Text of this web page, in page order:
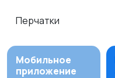
Перчатки
Мобильное
приложение